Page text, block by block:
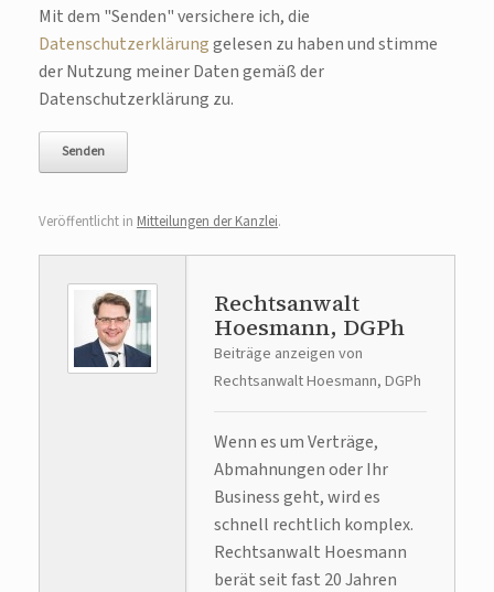
Bitte lasse dieses Feld leer.
Mit dem "Senden" versichere ich, die
Datenschutzerklärunggelesen zu haben und stimme
der Nutzung meiner Daten gemäß der
Datenschutzerklärung zu.
Veröffentlicht in Mitteilungen der Kanzlei.
Rechtsanwalt
Hoesmann, DGPh
Beiträge anzeigen von
Rechtsanwalt Hoesmann, DGPh
Wenn es um Verträge,
Abmahnungen oder Ihr
Business geht, wird es
schnell rechtlich komplex.
Rechtsanwalt Hoesmann
berät seit fast 20 Jahren